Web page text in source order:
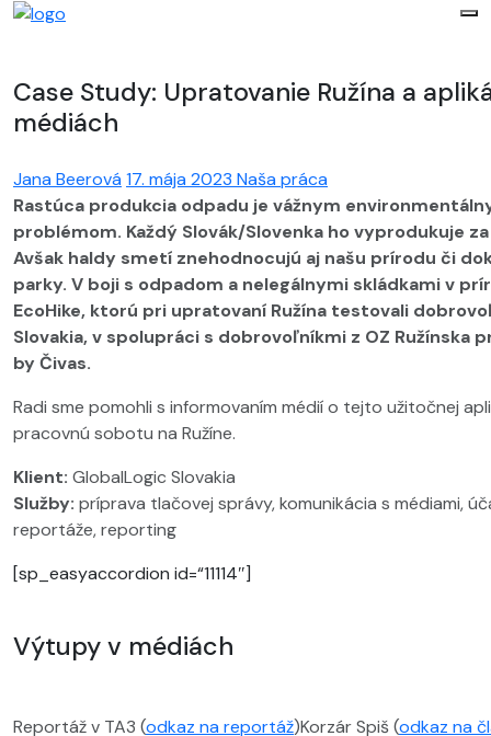
Jana Beerová 17. mája 2023 Naša práca
Case Study: Upratovanie Ružína a
médiách
Rastúca produkcia odpadu je vážnym
problémom. Každý Slovák/Slovenka ho vyprodukuje
Avšak haldy smetí znehodnocujú aj našu prírodu či
parky. V boji s odpadom a nelegálnymi skládkami v
EcoHike, ktorú pri upratovaní Ružína testovali
Slovakia, v spolupráci s dobrovoľníkmi z OZ Ružínska
by Čivas.
Radi sme pomohli s informovaním médií o tejto užitočnej
pracovnú sobotu na Ružíne.
Klient: GlobalLogic Slovakia
Služby: príprava tlačovej správy, komunikácia s médiami,
reportáže, reporting
[sp_easyaccordion id=“11114″]
Výtupy v médiách
Reportáž v TA3 (odkaz na reportáž)Korzár Spiš (odkaz na